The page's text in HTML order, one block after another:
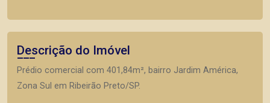
Descrição do Imóvel
Prédio comercial com 401,84m², bairro Jardim América,
Zona Sul em Ribeirão Preto/SP.